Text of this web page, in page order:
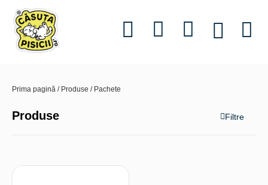
Prima pagină / Produse / Pachete
Produse Filtre